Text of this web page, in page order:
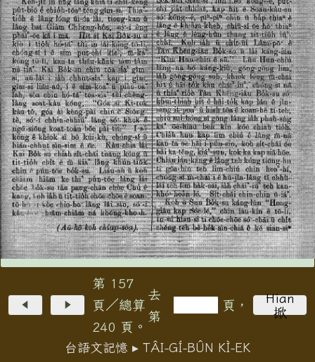
第 157
頁／總算
240 頁。
去
第
頁，
Hian
掀
台語文記憶 ▸ TÂI-GÍ-BÛN KÌ-EK